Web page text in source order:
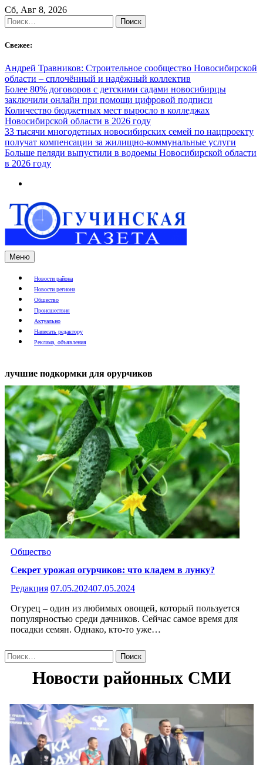
Skip
to
content
Сб, Авг 8, 2026
Найти:
Свежее:
Андрей Травников: Строительное сообщество Новосибирской
области – сплочённый и надёжный коллектив
Более 80% договоров с детскими садами новосибирцы
заключили онлайн при помощи цифровой подписи
Количество бюджетных мест выросло в колледжах
Новосибирской области в 2026 году
33 тысячи многодетных новосибирских семей по нацпроекту
получат компенсации за жилищно-коммунальные услуги
Больше пеляди выпустили в водоемы Новосибирской области
в 2026 году
Меню
Новости района
Новости региона
Общество
Происшествия
Актуально
Написать редактору
Реклама, объявления
лучшие подкормки для орурчиков
Общество
Секрет урожая огурчиков: что кладем в лунку?
Редакция 07.05.202407.05.2024
Огурец – один из любимых овощей, который пользуется
популярностью среди дачников. Сейчас самое время для
посадки семян. Однако, кто-то уже…
Найти: